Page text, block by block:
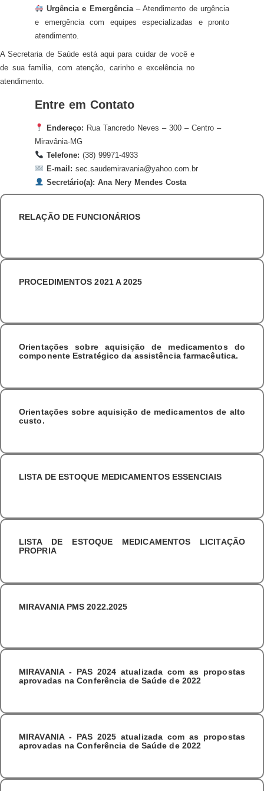
Urgência e Emergência– Atendimento de urgência
e emergência com equipes especializadas e pronto
atendimento.
A Secretaria de Saúde está aqui para cuidar de você e
de sua família, com atenção, carinho e excelência no
atendimento.
Entre em Contato
Endereço: Rua Tancredo Neves – 300 – Centro –
Miravânia-MG
Telefone: (38) 99971-4933
E-mail: sec.saudemiravania@yahoo.com.br
Secretário(a): Ana Nery Mendes Costa
RELAÇÃO DE FUNCIONÁRIOS
PROCEDIMENTOS 2021 A 2025
Orientações sobre aquisição de medicamentos do
componente Estratégico da assistência farmacêutica.
Orientações sobre aquisição de medicamentos de alto
custo.
LISTA DE ESTOQUE MEDICAMENTOS ESSENCIAIS
LISTA DE ESTOQUE MEDICAMENTOS LICITAÇÃO
PROPRIA
MIRAVANIA PMS 2022.2025
MIRAVANIA - PAS 2024 atualizada com as propostas
aprovadas na Conferência de Saúde de 2022
MIRAVANIA - PAS 2025 atualizada com as propostas
aprovadas na Conferência de Saúde de 2022